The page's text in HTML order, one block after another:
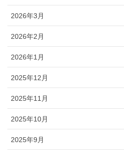
2026年3月
2026年2月
2026年1月
2025年12月
2025年11月
2025年10月
2025年9月